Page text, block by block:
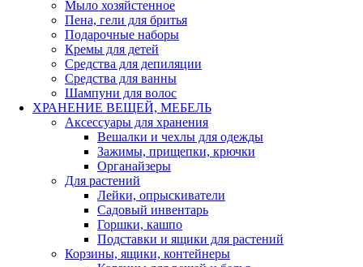
Мыло хозяйстенное
Пена, гели для бритья
Подарочные наборы
Кремы для детей
Средства для депиляции
Средства для ванны
Шампуни для волос
ХРАНЕНИЕ ВЕЩЕЙ, МЕБЕЛЬ
Аксессуары для хранения
Вешалки и чехлы для одежды
Зажимы, прищепки, крючки
Органайзеры
Для растений
Лейки, опрыскиватели
Садовый инвентарь
Горшки, кашпо
Подставки и ящики для растений
Корзины, ящики, контейнеры